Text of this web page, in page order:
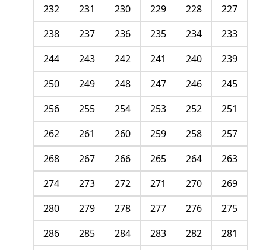
227
228
229
230
231
232
233
234
235
236
237
238
239
240
241
242
243
244
245
246
247
248
249
250
251
252
253
254
255
256
257
258
259
260
261
262
263
264
265
266
267
268
269
270
271
272
273
274
275
276
277
278
279
280
281
282
283
284
285
286